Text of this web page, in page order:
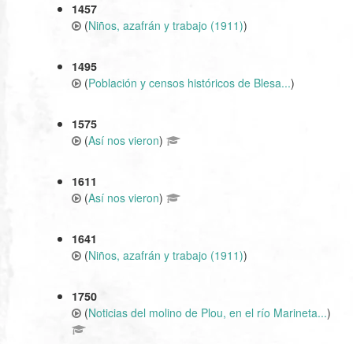
1457
(Niños, azafrán y trabajo (1911))
1495
(Población y censos históricos de Blesa...)
1575
(Así nos vieron)
1611
(Así nos vieron)
1641
(Niños, azafrán y trabajo (1911))
1750
(Noticias del molino de Plou, en el río Marineta...)